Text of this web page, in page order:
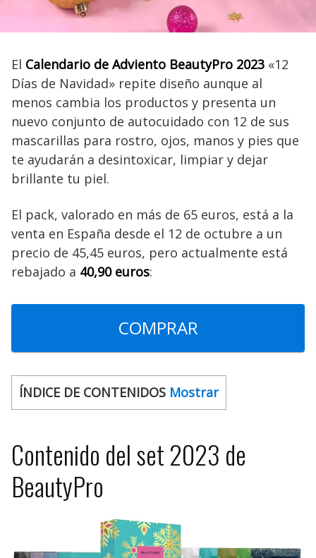
El Calendario de Adviento BeautyPro 2023 «12
Días de Navidad» repite diseño aunque al
menos cambia los productos y presenta un
nuevo conjunto de autocuidado con 12 de sus
mascarillas para rostro, ojos, manos y pies que
te ayudarán a desintoxicar, limpiar y dejar
brillante tu piel.
El pack, valorado en más de 65 euros, está a la
venta en España desde el 12 de octubre a un
precio de 45,45 euros, pero actualmente está
rebajado a 40,90 euros:
COMPRAR
ÍNDICE DE CONTENIDOS Mostrar
Contenido del set 2023 de
BeautyPro